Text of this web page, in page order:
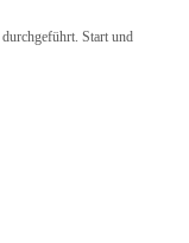
Start und